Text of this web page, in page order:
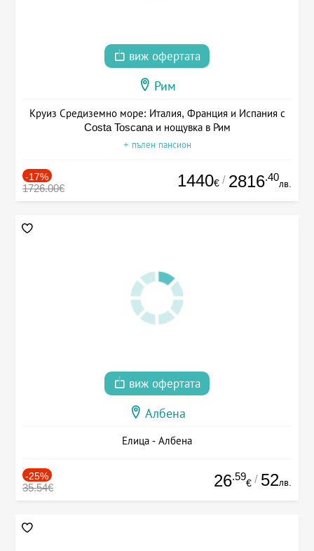
виж офертата
Рим
Круиз Средиземно море: Италия, Франция и Испания с
Costa Toscana и нощувка в Рим
+ пълен пансион
-17%
1726.00€ 1440€ / 2816.40
лв.
виж офертата
Албена
Елица - Албена
-25%
35.54€ 26.59
€ / 52лв.